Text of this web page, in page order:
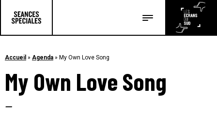
Les articles
Accueil » Agenda » My Own Love Song
My Own Love Song
–